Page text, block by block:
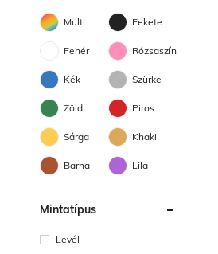
Multi Fekete
Fehér Rózsaszín
Kék Szürke
Zöld Piros
Sárga Khaki
Barna Lila
Mintatípus
Levél